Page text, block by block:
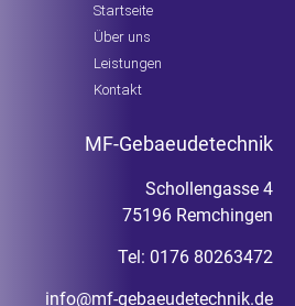
Startseite
Über uns
Leistungen
Kontakt
MF-Gebaeudetechnik
Schollengasse 4
75196 Remchingen
Tel: 0176 80263472
info@mf-gebaeudetechnik.de